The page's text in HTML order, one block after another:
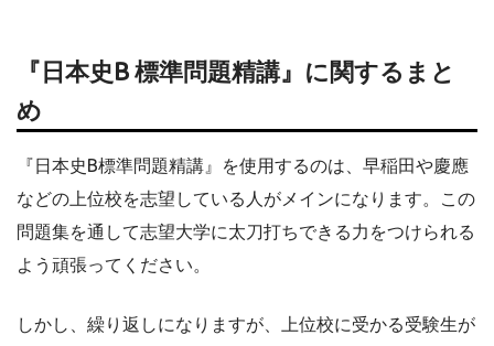
『日本史B 標準問題精講』に関するまと
め
『日本史B標準問題精講』を使用するのは、早稲田や慶應
などの上位校を志望している人がメインになります。この
問題集を通して志望大学に太刀打ちできる力をつけられる
よう頑張ってください。
しかし、繰り返しになりますが、上位校に受かる受験生が